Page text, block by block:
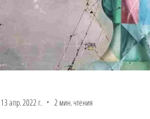
13 апр. 2022 г. 2 мин. чтения